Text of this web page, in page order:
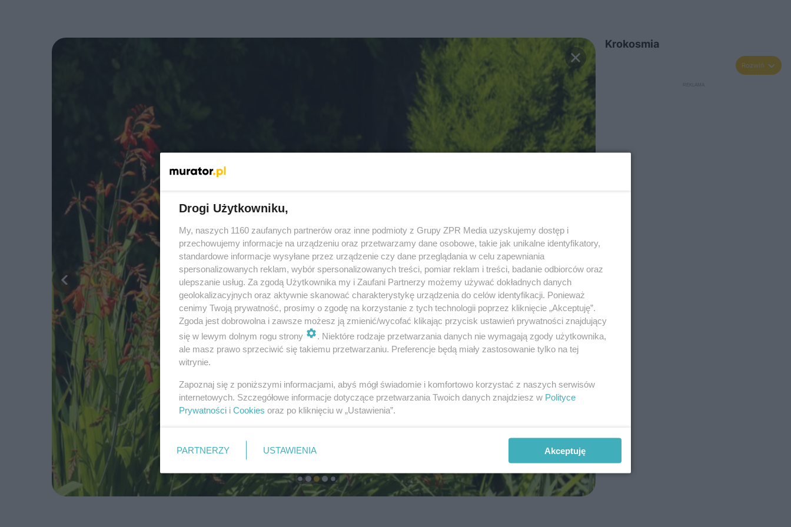
Krokosmia
Rozwiń
Drogi Użytkowniku,
My, naszych 1160 zaufanych partnerów oraz inne podmioty z Grupy ZPR Media uzyskujemy dostęp i
przechowujemy informacje na urządzeniu oraz przetwarzamy dane osobowe, takie jak unikalne identyfikatory,
standardowe informacje wysyłane przez urządzenie czy dane przeglądania w celu zapewniania
spersonalizowanych reklam, wybór spersonalizowanych treści, pomiar reklam i treści, badanie odbiorców oraz
ulepszanie usług. Za zgodą Użytkownika my i Zaufani Partnerzy możemy używać dokładnych danych
geolokalizacyjnych oraz aktywnie skanować charakterystykę urządzenia do celów identyfikacji. Ponieważ
cenimy Twoją prywatność, prosimy o zgodę na korzystanie z tych technologii poprzez kliknięcie „Akceptuję”.
Zgoda jest dobrowolna i zawsze możesz ją zmienić/wycofać klikając przycisk ustawień prywatności znajdujący
się w lewym dolnym rogu strony
. Niektóre rodzaje przetwarzania danych nie wymagają zgody użytkownika,
ale masz prawo sprzeciwić się takiemu przetwarzaniu. Preferencje będą miały zastosowanie tylko na tej
witrynie.
Zapoznaj się z poniższymi informacjami, abyś mógł świadomie i komfortowo korzystać z naszych serwisów
internetowych. Szczegółowe informacje dotyczące przetwarzania Twoich danych znajdziesz w Polityce
Prywatności i Cookies oraz po kliknięciu w „Ustawienia”.
PARTNERZY USTAWIENIA Akceptuję